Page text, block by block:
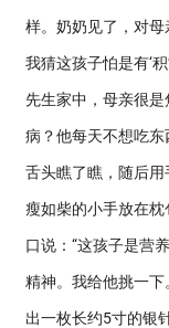
样。奶奶见了，对母
我猜这孩子怕是有‘
先生家中，母亲很
病？他每天不想吃东
舌头瞧了瞧，随后
瘦如柴的小手放在
口说：“这孩子是营
精神。我给他挑一下
出一枚长约5寸的银